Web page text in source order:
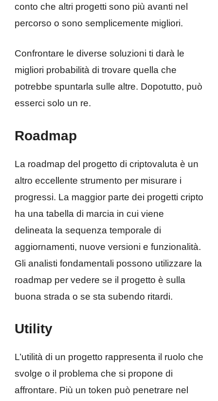
conto che altri progetti sono più avanti nel
percorso o sono semplicemente migliori.
Confrontare le diverse soluzioni ti darà le
migliori probabilità di trovare quella che
potrebbe spuntarla sulle altre. Dopotutto, può
esserci solo un re.
Roadmap
La roadmap del progetto di criptovaluta è un
altro eccellente strumento per misurare i
progressi. La maggior parte dei progetti cripto
ha una tabella di marcia in cui viene
delineata la sequenza temporale di
aggiornamenti, nuove versioni e funzionalità.
Gli analisti fondamentali possono utilizzare la
roadmap per vedere se il progetto è sulla
buona strada o se sta subendo ritardi.
Utility
L’utilità di un progetto rappresenta il ruolo che
svolge o il problema che si propone di
affrontare. Più un token può penetrare nel